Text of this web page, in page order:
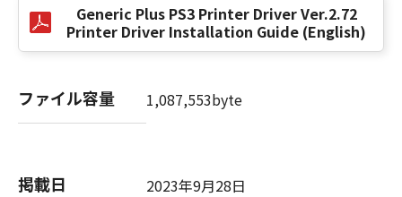
No. I010G021619
Generic Plus PS3 Printer Driver Ver.2.72
Printer Driver Installation Guide (English)
ファイル容量 1,087,553byte
掲載日 2023年9月28日